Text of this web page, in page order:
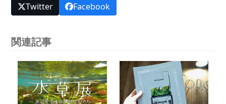
Twitter Facebook
関連記事